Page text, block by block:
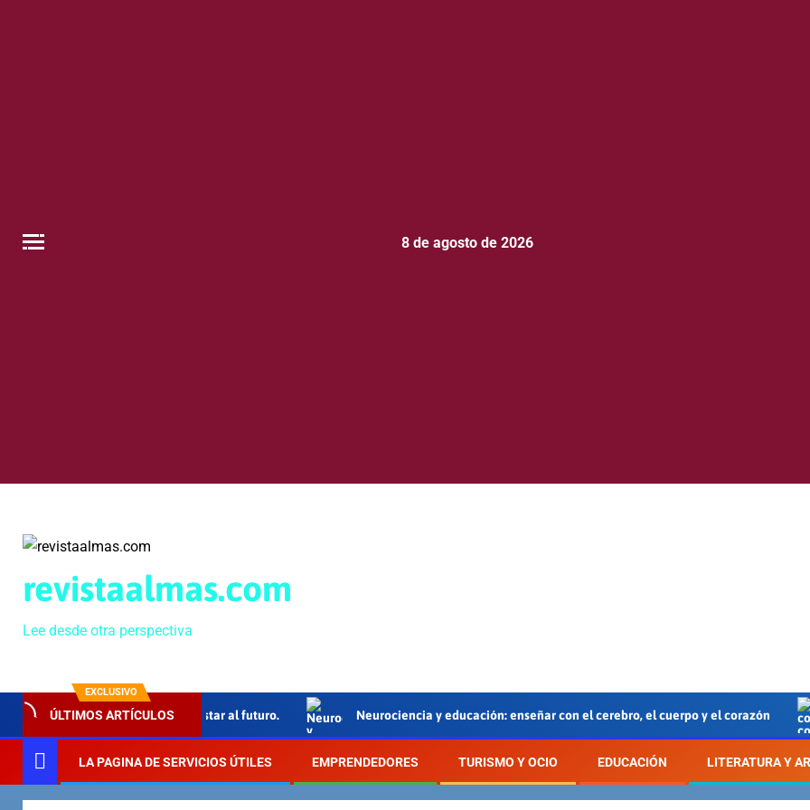
8 de agosto de 2026
revistaalmas.com
Lee desde otra perspectiva
EXCLUSIVO
ÚLTIMOS ARTÍCULOS
Grande”, 40 años de apostar al futuro. Neurociencia y educación: enseñar con el cerebro, el cuerpo y el corazón
LA PAGINA DE SERVICIOS ÚTILES EMPRENDEDORES TURISMO Y OCIO EDUCACIÓN LITERATURA Y